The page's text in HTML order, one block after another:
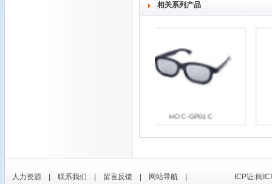
相关系列产品
HOC-GP01C
人力资源 联系我们 留言反馈 网站导航 ICP证:闽